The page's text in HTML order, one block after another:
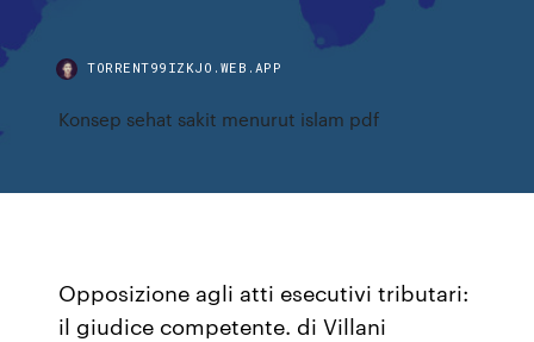
TORRENT99IZKJO.WEB.APP
Konsep sehat sakit menurut islam pdf
Opposizione agli atti esecutivi tributari:
il giudice competente. di Villani